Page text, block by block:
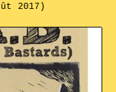
2017)